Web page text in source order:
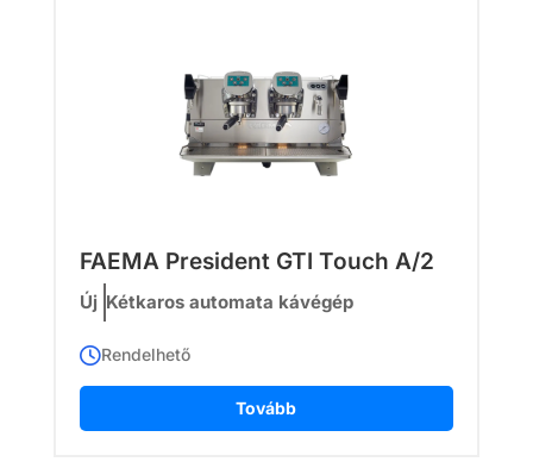
FAEMA President GTI Touch A/2
Új Kétkaros automata kávégép
Tovább
Rendelhető